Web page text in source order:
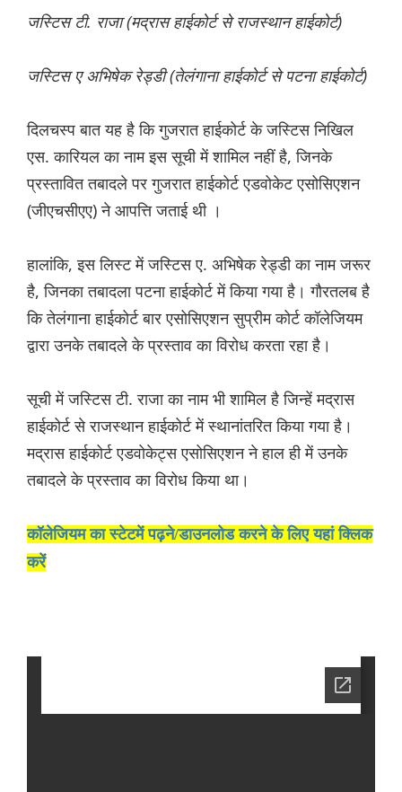
जस्टिस टी. राजा (मद्रास हाईकोर्ट से राजस्थान हाईकोर्ट)
जस्टिस ए अभिषेक रेड्डी (तेलंगाना हाईकोर्ट से पटना हाईकोर्ट)
दिलचस्प बात यह है कि गुजरात हाईकोर्ट के जस्टिस निखिल
एस. कारियल का नाम इस सूची में शामिल नहीं है, जिनके
प्रस्तावित तबादले पर गुजरात हाईकोर्ट एडवोकेट एसोसिएशन
(जीएचसीएए) ने आपत्ति जताई थी ।
हालांकि, इस लिस्ट में जस्टिस ए. अभिषेक रेड्डी का नाम जरूर
है, जिनका तबादला पटना हाईकोर्ट में किया गया है। गौरतलब है
कि तेलंगाना हाईकोर्ट बार एसोसिएशन सुप्रीम कोर्ट कॉलेजियम
द्वारा उनके तबादले के प्रस्ताव का विरोध करता रहा है।
सूची में जस्टिस टी. राजा का नाम भी शामिल है जिन्हें मद्रास
हाईकोर्ट से राजस्थान हाईकोर्ट में स्थानांतरित किया गया है।
मद्रास हाईकोर्ट एडवोकेट्स एसोसिएशन ने हाल ही में उनके
तबादले के प्रस्ताव का विरोध किया था।
कॉलेजियम का स्टेटमें पढ़ने/डाउनलोड करने के लिए यहां क्लिक
करें